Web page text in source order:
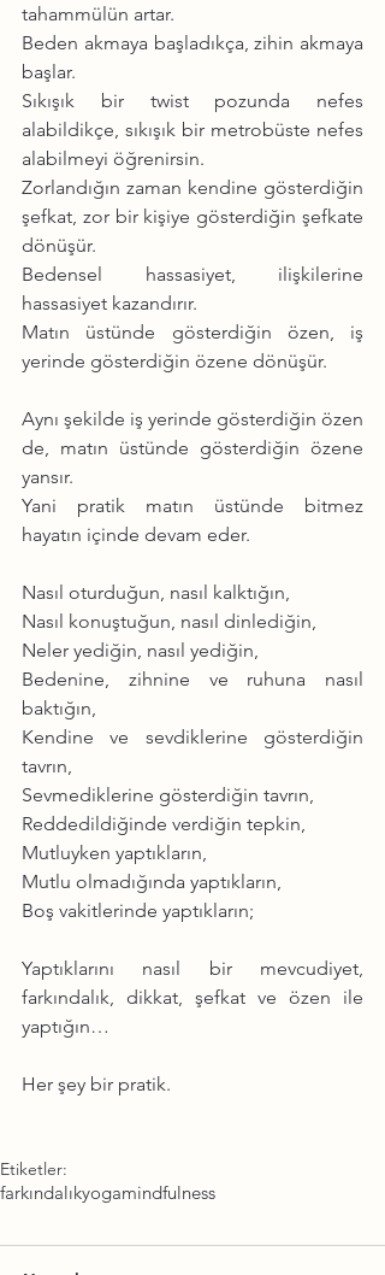
tahammülün artar.
Beden akmaya başladıkça, zihin akmaya
başlar.
Sıkışık bir twist pozunda nefes
alabildikçe, sıkışık bir metrobüste nefes
alabilmeyi öğrenirsin.
Zorlandığın zaman kendine gösterdiğin
şefkat, zor bir kişiye gösterdiğin şefkate
dönüşür.
Bedensel hassasiyet, ilişkilerine
hassasiyet kazandırır.
Matın üstünde gösterdiğin özen, iş
yerinde gösterdiğin özene dönüşür.
Aynı şekilde iş yerinde gösterdiğin özen
de, matın üstünde gösterdiğin özene
yansır.
Yani pratik matın üstünde bitmez
hayatın içinde devam eder.
Nasıl oturduğun, nasıl kalktığın,
Nasıl konuştuğun, nasıl dinlediğin,
Neler yediğin, nasıl yediğin,
Bedenine, zihnine ve ruhuna nasıl
baktığın,
Kendine ve sevdiklerine gösterdiğin
tavrın,
Sevmediklerine gösterdiğin tavrın,
Reddedildiğinde verdiğin tepkin,
Mutluyken yaptıkların,
Mutlu olmadığında yaptıkların,
Boş vakitlerinde yaptıkların;
Yaptıklarını nasıl bir mevcudiyet,
farkındalık, dikkat, şefkat ve özen ile
yaptığın…
Her şey bir pratik.
Etiketler:
farkındalıkyogamindfulness